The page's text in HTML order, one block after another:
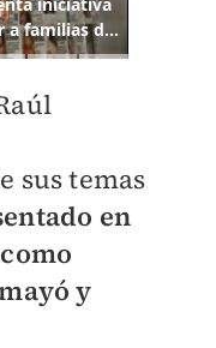
sus temas
en
y